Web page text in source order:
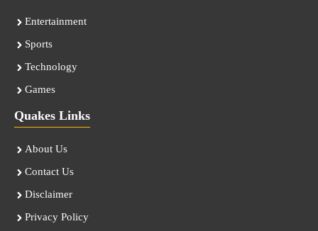
Entertainment
Sports
Technology
Games
Quakes Links
About Us
Contact Us
Disclaimer
Privacy Policy